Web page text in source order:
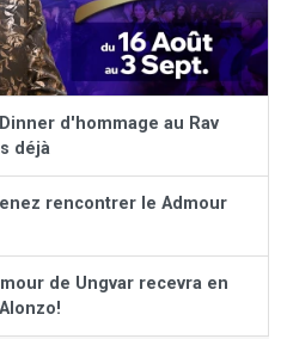
Dinner d'hommage au Rav
déjà
rencontrer le Admour
de Ungvar recevra en